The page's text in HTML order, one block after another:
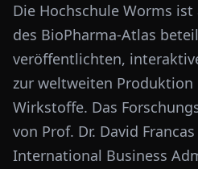
Die Hochschule Worms
des BioPharma-Atlas
veröffentlichten,
zur weltweiten
Wirkstoffe. Das
von Prof. Dr. David
International Business